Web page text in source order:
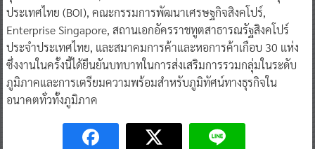
ประเทศไทย (BOI), คณะกรรมการพัฒนาเศรษฐกิจสิงคโปร์,
Enterprise Singapore, สถานเอกอัครราชทูตสาธารณรัฐสิงคโปร์
ประจำประเทศไทย, และสมาคมการค้าและหอการค้าเกือบ 30 แห่ง
ซึ่งงานในครั้งนี้ได้ยืนยันบทบาทในการส่งเสริมการรวมกลุ่มในระดับ
ภูมิภาคและการเตรียมความพร้อมสำหรับภูมิทัศน์ทางธุรกิจใน
อนาคตทั่วทั้งภูมิภาค